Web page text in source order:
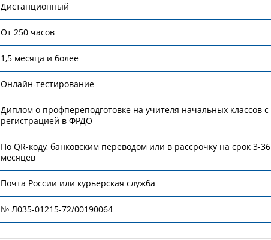
Дистанционный
От 250 часов
1,5 месяца и более
Онлайн-тестирование
Диплом о профпереподготовке на учителя начальных классов с
регистрацией в ФРДО
По QR-коду, банковским переводом или в рассрочку на срок 3-36
месяцев
Почта России или курьерская служба
№ Л035-01215-72/00190064